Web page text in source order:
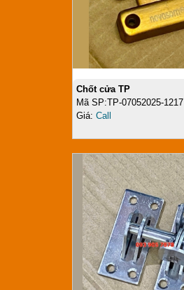
Chốt cửa TP
Mã SP:TP-07052025-1217
Giá: Call